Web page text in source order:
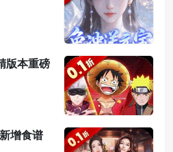
强搭配
版本重磅
打造属
增食谱